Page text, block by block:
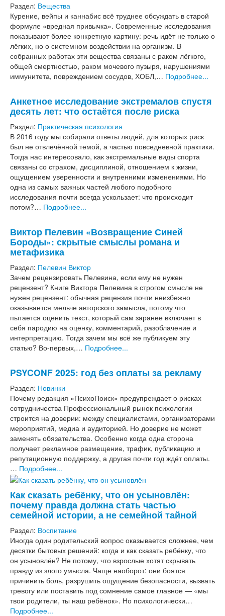
Раздел: Вещества
Курение, вейпы и каннабис всё труднее обсуждать в старой
формуле «вредная привычка». Современные исследования
показывают более конкретную картину: речь идёт не только о
лёгких, но о системном воздействии на организм. В
собранных работах эти вещества связаны с раком лёгкого,
общей смертностью, раком мочевого пузыря, нарушениями
иммунитета, повреждением сосудов, ХОБЛ,… Подробнее...
Анкетное исследование экстремалов спустя
десять лет: что остаётся после риска
Раздел: Практическая психология
В 2016 году мы собирали ответы людей, для которых риск
был не отвлечённой темой, а частью повседневной практики.
Тогда нас интересовало, как экстремальные виды спорта
связаны со страхом, дисциплиной, отношением к жизни,
ощущением уверенности и внутренними изменениями. Но
одна из самых важных частей любого подобного
исследования почти всегда ускользает: что происходит
потом?… Подробнее...
Виктор Пелевин «Возвращение Синей
Бороды»: скрытые смыслы романа и
метафизика
Раздел: Пелевин Виктор
Зачем рецензировать Пелевина, если ему не нужен
рецензент? Книге Виктора Пелевина в строгом смысле не
нужен рецензент: обычная рецензия почти неизбежно
оказывается мельче авторского замысла, потому что
пытается оценить текст, который сам заранее включает в
себя пародию на оценку, комментарий, разоблачение и
интерпретацию. Тогда зачем мы всё же публикуем эту
статью? Во-первых,… Подробнее...
PSYCONF 2025: год без оплаты за рекламу
Раздел: Новинки
Почему редакция «ПсихоПоиск» предупреждает о рисках
сотрудничества Профессиональный рынок психологии
строится на доверии: между специалистами, организаторами
мероприятий, медиа и аудиторией. Но доверие не может
заменять обязательства. Особенно когда одна сторона
получает рекламное размещение, трафик, публикацию и
репутационную поддержку, а другая почти год ждёт оплаты.
… Подробнее...
Как сказать ребёнку, что он усыновлён:
почему правда должна стать частью
семейной истории, а не семейной тайной
Раздел: Воспитание
Иногда один родительский вопрос оказывается сложнее, чем
десятки бытовых решений: когда и как сказать ребёнку, что
он усыновлён? Не потому, что взрослые хотят скрывать
правду из злого умысла. Чаще наоборот: они боятся
причинить боль, разрушить ощущение безопасности, вызвать
тревогу или поставить под сомнение самое главное — «мы
твои родители, ты наш ребёнок». Но психологически…
Подробнее...